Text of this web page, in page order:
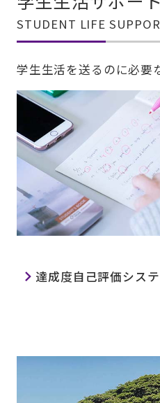
STUDENT LIFE
学生生活を送るのに必要
達成度自己評価シス